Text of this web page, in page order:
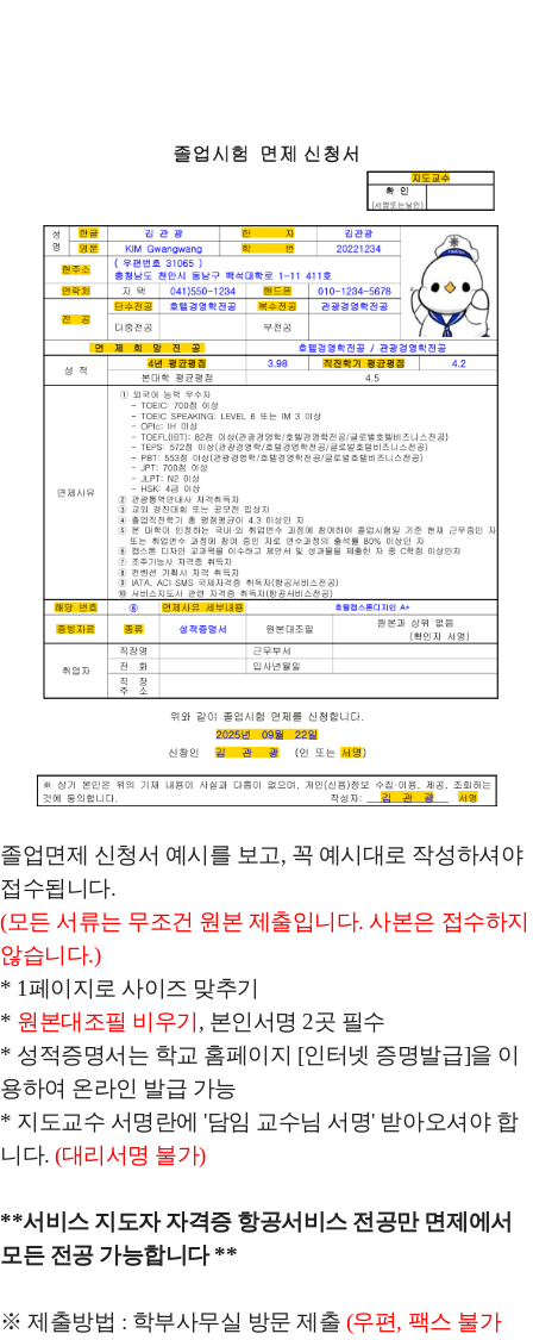
졸업면제 신청서 예시를 보고, 꼭 예시대로 작성하셔야
접수됩니다.
(모든 서류는 무조건 원본 제출입니다. 사본은 접수하지
않습니다.)
* 1페이지로 사이즈 맞추기
* 원본대조필 비우기 , 본인서명 2곳 필수
* 성적증명서는 학교 홈페이지 [인터넷 증명발급]을 이
용하여 온라인 발급 가능
* 지도교수 서명란에 '담임 교수님 서명' 받아오셔야 합
니다.(대리서명 불가)
**서비스 지도자 자격증 항공서비스 전공만 면제에서
모든 전공 가능합니다 **
※ 제출방법 : 학부사무실 방문 제출 (우편, 팩스 불가